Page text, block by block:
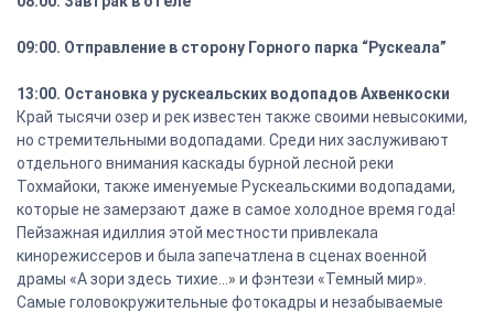
09:00. Отправление в сторону Горного парка “Рускеала”
13:00. Остановка у рускеальских водопадов Ахвенкоски
Край тысячи озер и рек известен также своими невысокими,
но стремительными водопадами. Среди них заслуживают
отдельного внимания каскады бурной лесной реки
Тохмайоки, также именуемые Рускеальскими водопадами,
которые не замерзают даже в самое холодное время года!
Пейзажная идиллия этой местности привлекала
кинорежиссеров и была запечатлена в сценах военной
драмы «А зори здесь тихие…» и фэнтези «Темный мир».
Самые головокружительные фотокадры и незабываемые